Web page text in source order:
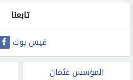
تابعنا
فيس بوك
المؤسس عثمان